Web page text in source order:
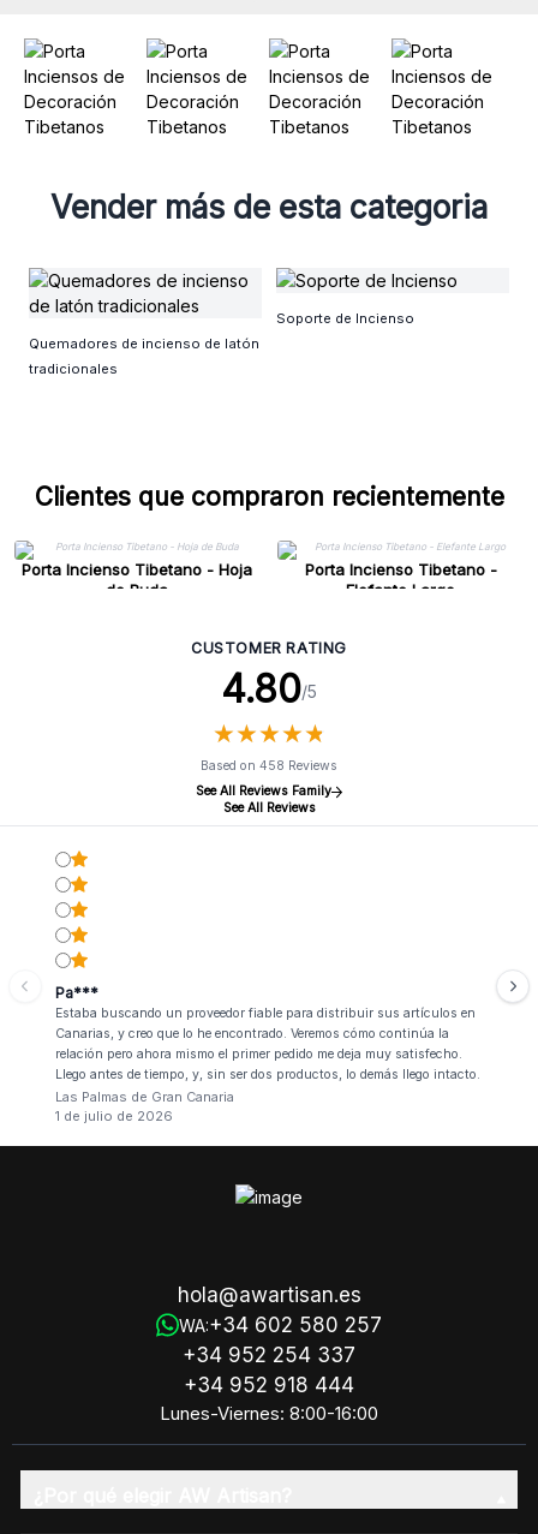
Vender más de esta categoria
Quemadores de incienso de latón
tradicionales
Soporte de Incienso
Clientes que compraron recientemente
Porta Incienso Tibetano - Hoja
de Buda
Porta Incienso Tibetano -
Elefante Largo
CUSTOMER RATING
4.80/5
★★★★★
★★★★★
Based on 458 Reviews
See All Reviews Family
See All Reviews
Pa***
Estaba buscando un proveedor fiable para distribuir sus artículos en
Canarias, y creo que lo he encontrado. Veremos cómo continúa la
relación pero ahora mismo el primer pedido me deja muy satisfecho.
Llego antes de tiempo, y, sin ser dos productos, lo demás llego intacto.
Las Palmas de Gran Canaria
1 de julio de 2026
hola@awartisan.es
WA:+34 602 580 257
+34 952 254 337
+34 952 918 444
Lunes-Viernes: 8:00-16:00